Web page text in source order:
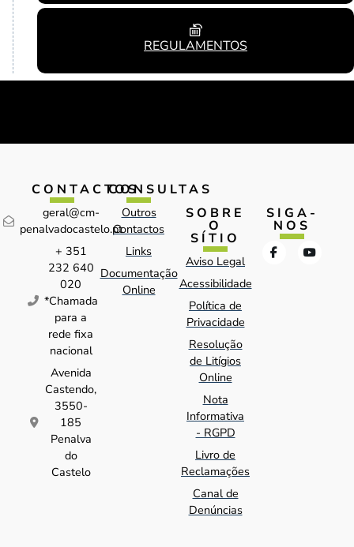
REGULAMENTOS
CONTACTOS
geral@cm-
penalvadocastelo.pt
+ 351
232 640
020
*Chamada
para a
rede fixa
nacional
Avenida
Castendo,
3550-
185
Penalva
do
Castelo
CONSULTAS
Outros
Contactos
Links
Documentação
Online
SOBRE
O
SÍTIO
Aviso Legal
Acessibilidade
Política de
Privacidade
Resolução
de Litígios
Online
Nota
Informativa
- RGPD
Livro de
Reclamações
Canal de
Denúncias
SIGA-
NOS